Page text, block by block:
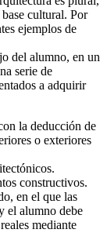
cultural. Por
ejemplos de
del alumno, en un
serie de
a adquirir
la deducción de
o exteriores
constructivos.
en el que las
el alumno debe
mediante